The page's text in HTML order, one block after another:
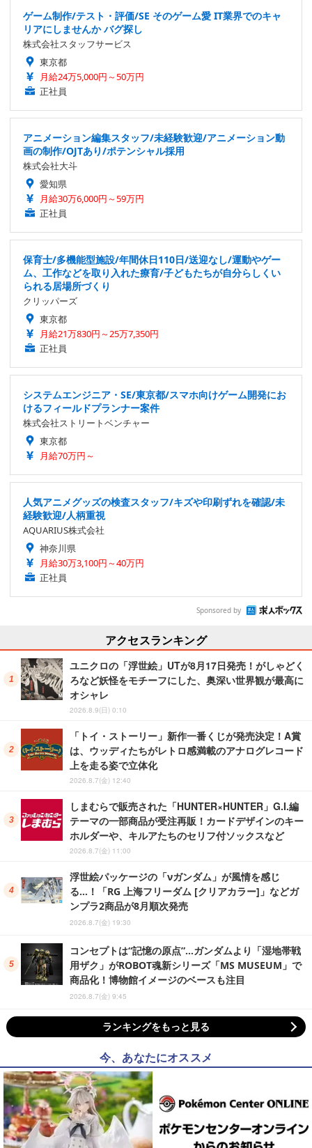
ゲーム制作/テスト・評価/SE そのゲーム愛 IT業界でのキャ
リアにしませんか バグ探し
株式会社スタッフサービス
東京都
月給24万5,000円～50万円
正社員
アニメーション編集スタッフ/未経験歓迎/アニメーション動
画の制作/OJTあり/ポテンシャル採用
株式会社大斗
愛知県
月給30万6,000円～59万円
正社員
保育士/多機能型施設/年間休日110日/送迎なし/運動やゲー
ム、工作などを取り入れた療育/子どもたちが自分らしくい
られる居場所づくり
クリッパーズ
東京都
月給21万830円～25万7,350円
正社員
システムエンジニア・SE/東京都/スマホ向けゲーム開発にお
けるフィールドプランナー案件
株式会社ストリートベンチャー
東京都
月給70万円～
人気アニメグッズの検査スタッフ/キズや印刷ずれを確認/未
経験歓迎/人柄重視
AQUARIUS株式会社
神奈川県
月給30万3,100円～40万円
正社員
Sponsored by
アクセスランキング
ユニクロの「浮世絵」UTが8月17日発売！がしゃどく
ろなど妖怪をモチーフにした、奥深い世界観が最高に
オシャレ
2026.8.9(日) 0:10
「トイ・ストーリー」新作一番くじが発売決定！A賞
は、ウッディたちがレトロ感満載のアナログレコード
上を走る姿で立体化
2026.8.7(金) 12:40
しまむらで販売された「HUNTER×HUNTER」G.I.編
テーマの一部商品が受注再販！カードデザインのキー
ホルダーや、キルアたちのセリフ付ソックスなど
2026.8.7(金) 11:00
浮世絵パッケージの「νガンダム」が風情を感じ
る…！「RG 上海フリーダム [クリアカラー]」などガ
ンプラ2商品が8月順次発売
2026.8.7(金) 19:30
コンセプトは“記憶の原点”…ガンダムより「湿地帯戦
用ザク」がROBOT魂新シリーズ「MS MUSEUM」で
商品化！博物館イメージのベースも注目
2026.8.7(金) 9:45
ランキングをもっと見る
今、あなたにオススメ